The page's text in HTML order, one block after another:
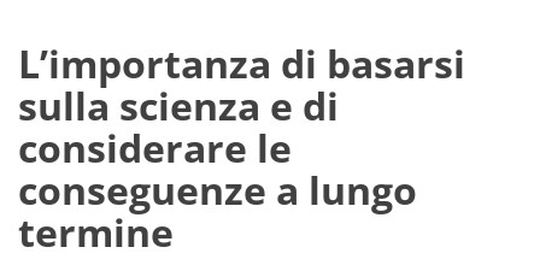
L’importanza di basarsi
sulla scienza e di
considerare le
conseguenze a lungo
termine